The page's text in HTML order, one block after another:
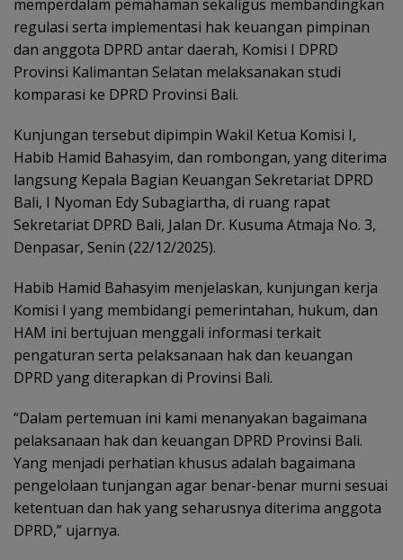
memperdalam pemahaman sekaligus membandingkan
regulasi serta implementasi hak keuangan pimpinan
dan anggota DPRD antar daerah, Komisi I DPRD
Provinsi Kalimantan Selatan melaksanakan studi
komparasi ke DPRD Provinsi Bali.
Kunjungan tersebut dipimpin Wakil Ketua Komisi I,
Habib Hamid Bahasyim, dan rombongan, yang diterima
langsung Kepala Bagian Keuangan Sekretariat DPRD
Bali, I Nyoman Edy Subagiartha, di ruang rapat
Sekretariat DPRD Bali, Jalan Dr. Kusuma Atmaja No. 3,
Denpasar, Senin (22/12/2025).
Habib Hamid Bahasyim menjelaskan, kunjungan kerja
Komisi I yang membidangi pemerintahan, hukum, dan
HAM ini bertujuan menggali informasi terkait
pengaturan serta pelaksanaan hak dan keuangan
DPRD yang diterapkan di Provinsi Bali.
“Dalam pertemuan ini kami menanyakan bagaimana
pelaksanaan hak dan keuangan DPRD Provinsi Bali.
Yang menjadi perhatian khusus adalah bagaimana
pengelolaan tunjangan agar benar-benar murni sesuai
ketentuan dan hak yang seharusnya diterima anggota
DPRD,” ujarnya.